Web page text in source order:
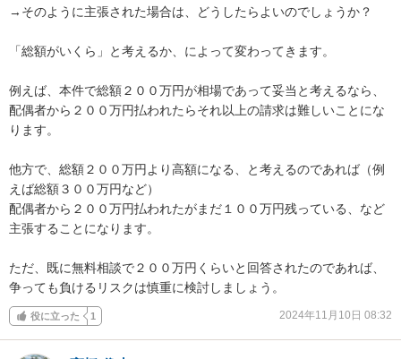
→そのように主張された場合は、どうしたらよいのでしょうか？
「総額がいくら」と考えるか、によって変わってきます。
例えば、本件で総額２００万円が相場であって妥当と考えるなら、
配偶者から２００万円払われたらそれ以上の請求は難しいことにな
ります。
他方で、総額２００万円より高額になる、と考えるのであれば（例
えば総額３００万円など）
配偶者から２００万円払われたがまだ１００万円残っている、など
主張することになります。
ただ、既に無料相談で２００万円くらいと回答されたのであれば、
争っても負けるリスクは慎重に検討しましょう。
役に立った 1 2024年11月10日 08:32